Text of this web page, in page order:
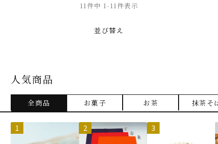
並び替え
11 件中 1 -11 件表示
人気商品
全商品 お菓子 お茶 抹茶そ